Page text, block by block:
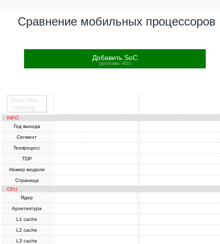
Сравнение мобильных процессоров
Добавить SoC
(доступно: 401)
Очистить
таблицу
INFO
Год выхода
Сегмент
Техпроцесс
TDP
Номер модели
Страница
CPU
Ядер
Архитектура
L1 cache
L2 cache
L3 cache